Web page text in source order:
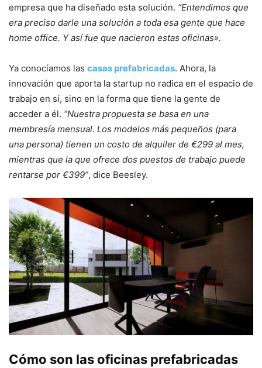
empresa que ha diseñado esta solución. “Entendimos que
era preciso darle una solución a toda esa gente que hace
home office. Y así fue que nacieron estas oficinas».
Ya conocíamos las casas prefabricadas. Ahora, la
innovación que aporta la startup no radica en el espacio de
trabajo en sí, sino en la forma que tiene la gente de
acceder a él. “Nuestra propuesta se basa en una
membresía mensual. Los modelos más pequeños (para
una persona) tienen un costo de alquiler de €299 al mes,
mientras que la que ofrece dos puestos de trabajo puede
rentarse por €399”, dice Beesley.
Cómo son las oficinas prefabricadas